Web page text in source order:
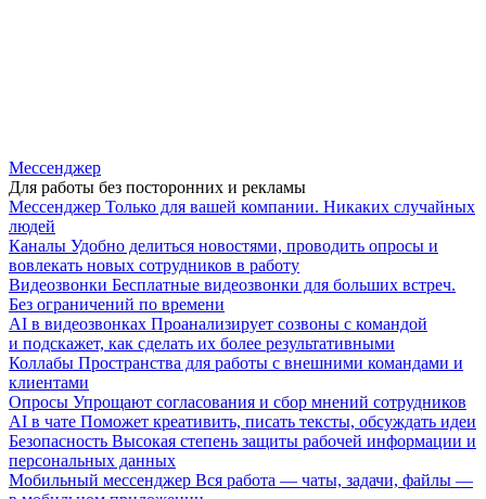
Мессенджер
Для работы без посторонних и рекламы
Мессенджер Только для вашей компании. Никаких случайных
людей
Каналы Удобно делиться новостями, проводить опросы и
вовлекать новых сотрудников в работу
Видеозвонки Бесплатные видеозвонки для больших встреч.
Без ограничений по времени
AI в видеозвонках Проанализирует созвоны с командой
и подскажет, как сделать их более результативными
Коллабы Пространства для работы с внешними командами и
клиентами
Опросы Упрощают согласования и сбор мнений сотрудников
AI в чате Поможет креативить, писать тексты, обсуждать идеи
Безопасность Высокая степень защиты рабочей информации и
персональных данных
Мобильный мессенджер Вся работа — чаты, задачи, файлы —